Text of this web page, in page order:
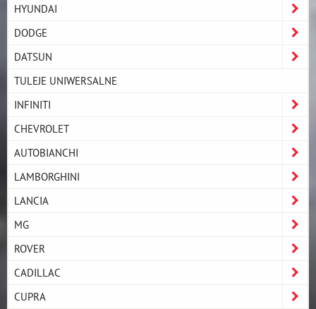
HYUNDAI
DODGE
DATSUN
TULEJE UNIWERSALNE
INFINITI
CHEVROLET
AUTOBIANCHI
LAMBORGHINI
LANCIA
MG
ROVER
CADILLAC
CUPRA